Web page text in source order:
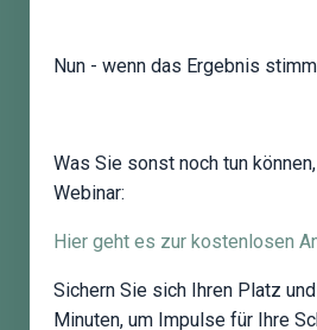
Nun - wenn das Ergebnis
Was Sie sonst noch tun
Webinar:
Hier geht es zur kostenlosen
Sichern Sie sich Ihren Platz
Minuten, um Impulse für Ihre